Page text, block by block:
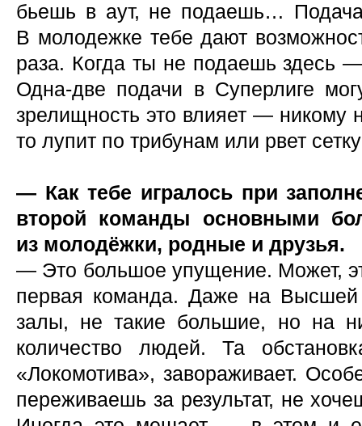
бьешь в аут, не подаешь…
В молодежке тебе дают
раза. Когда ты не подаешь здесь
Одна-две подачи в Суперлиге
зрелищность это влияет — никому
то лупит по трибунам или рвет
— Как тебе игралось при
второй команды основными
из молодёжки, родные и друзья.
— Это большое упущение. Может,
первая команда. Даже на Высшей
залы, не такие большие, но на
количество людей. Та
«Локомотива», завораживает.
переживаешь за результат, не